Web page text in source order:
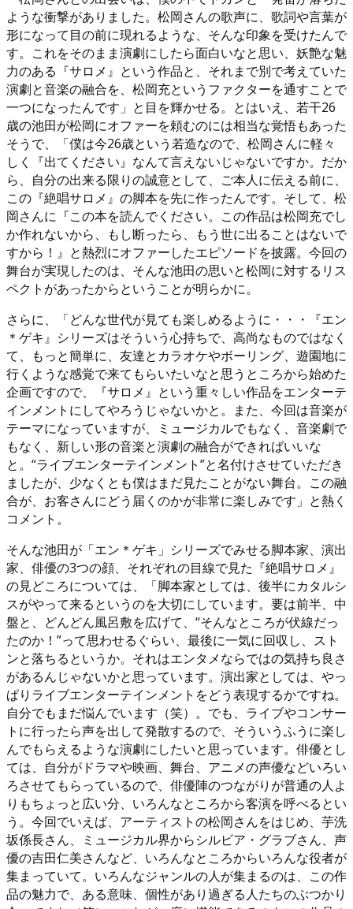
ような衝撃がありました。松岡さんの歌声に、歌詞や言葉が
形になって目の前に現れるような、そんな印象を受けたんで
す。これをそのまま演劇にしたら面白いなと思い、妖艶な魅
力のある『サロメ』という作品と、それまで別で考えていた
演劇と音楽の融合を、松岡充というファクターを通すことで
一つになったんです」と目を輝かせる。とはいえ、若干26
歳の池田が松岡にオファーを頼むのには相当な覚悟もあった
そうで、「僕は今26歳という若造なので、松岡さんに軽々
しく『出てください』なんて言えないじゃないですか。だか
ら、自分の出来る限りの誠意として、ご本人に伝える前に、
この『絶唱サロメ』の脚本を先に作ったんです。そして、松
岡さんに『この本を読んでください。この作品は松岡充でし
か作れないから、もし断ったら、もう世に出ることはないで
すから！』と熱烈にオファーしたエピソードを披露。今回の
舞台が実現したのは、そんな池田の思いと松岡に対するリス
ペクトがあったからということが明らかに。
さらに、「どんな世代が見ても楽しめるように・・・『エン
＊ゲキ』シリーズはそういう心持ちで、高尚なものではなく
て、もっと簡単に、友達とカラオケやボーリング、遊園地に
行くような感覚で来てもらいたいなと思うところから始めた
企画ですので、『サロメ』という重々しい作品をエンターテ
インメントにしてやろうじゃないかと。また、今回は音楽が
テーマになっていますが、ミュージカルでもなく、音楽劇で
もなく、新しい形の音楽と演劇の融合ができればいいな
と。“ライブエンターテインメント”と名付けさせていただき
ましたが、少なくとも僕はまだ見たことがない舞台。この融
合が、お客さんにどう届くのかが非常に楽しみです」と熱く
コメント。
そんな池田が「エン＊ゲキ」シリーズでみせる脚本家、演出
家、俳優の3つの顔、それぞれの目線で見た『絶唱サロメ』
の見どころについては、「脚本家としては、後半にカタルシ
スがやって来るというのを大切にしています。要は前半、中
盤と、どんどん風呂敷を広げて、“そんなところが伏線だっ
たのか！”って思わせるぐらい、最後に一気に回収し、スト
ンと落ちるというか。それはエンタメならではの気持ち良さ
があるんじゃないかと思っています。演出家としては、やっ
ぱりライブエンターテインメントをどう表現するかですね。
自分でもまだ悩んでいます（笑）。でも、ライブやコンサー
トに行ったら声を出して発散するので、そういうふうに楽し
んでもらえるような演劇にしたいと思っています。俳優とし
ては、自分がドラマや映画、舞台、アニメの声優などいろい
ろさせてもらっているので、俳優陣のつながりが普通の人よ
りもちょっと広い分、いろんなところから客演を呼べるとい
う。今回でいえば、アーティストの松岡さんをはじめ、芋洗
坂係長さん、ミュージカル界からシルビア・グラブさん、声
優の吉田仁美さんなど、いろんなところからいろんな役者が
集まっていて。いろんなジャンルの人が集まるのは、この作
品の魅力で、ある意味、個性があり過ぎる人たちのぶつかり